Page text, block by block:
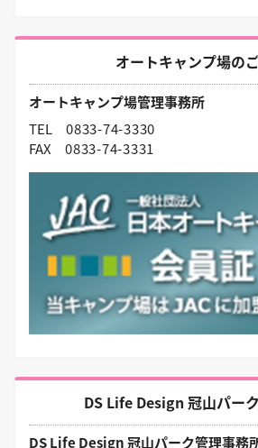
オートキャンプ場の
オートキャンプ場管理事務所
TEL 0833-74-3330
FAX 0833-74-3331
DS Life Design 冠山パー
DS Life Design 冠山パーク管理事務